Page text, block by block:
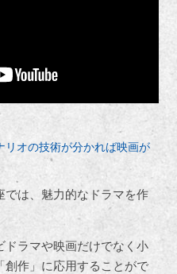
リオの技術が分かれば映画が
では、魅力的なドラマを作
ドラマや映画だけでなく小
創作」に応用することがで